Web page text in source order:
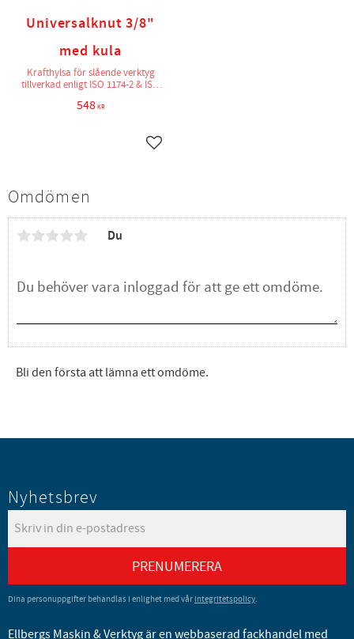
Omdömen
Du
Bli den första att lämna ett omdöme.
Universalknut 3/8"
med kula
Krafthylsa för slående verktyg
tillverkad enligt ISO 1174-2 & ISO
548KR
Lägg till i favoriter
Nyhetsbrev
PRENUMERERA
Dina personuppgifter behandlas i enlighet med vår integritetspolicy.
Ellbergs Maskin & Verktyg är en webbaserad fackhandel med